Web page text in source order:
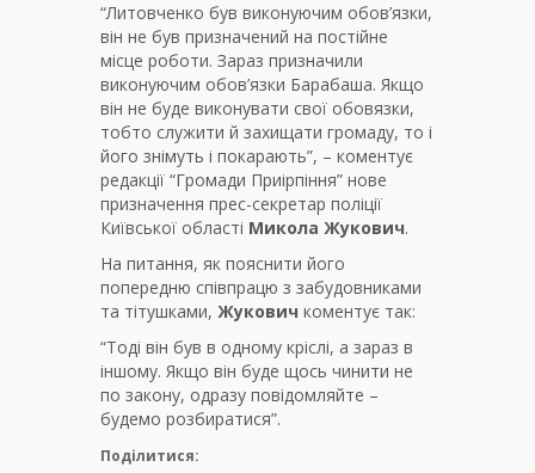
“Литовченко був виконуючим обов’язки,
він не був призначений на постійне
місце роботи. Зараз призначили
виконуючим обов’язки Барабаша. Якщо
він не буде виконувати свої обовязки,
тобто служити й захищати громаду, то і
його знімуть і покарають”, – коментує
редакції “Громади Приірпіння” нове
призначення прес-секретар поліції
Київської області Микола Жукович.
На питання, як пояснити його
попередню співпрацю з забудовниками
та тітушками, Жукович коментує так:
“Тоді він був в одному кріслі, а зараз в
іншому. Якщо він буде щось чинити не
по закону, одразу повідомляйте –
будемо розбиратися”.
Поділитися: